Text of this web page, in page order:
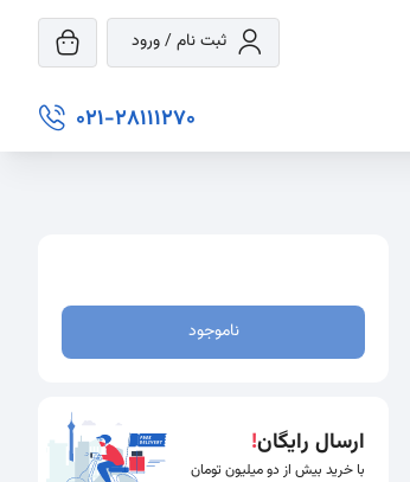
ثبت نام / ورود
021-28111270
ناموجود
ارسال رایگان!
با خرید بیش از دو میلیون تومان